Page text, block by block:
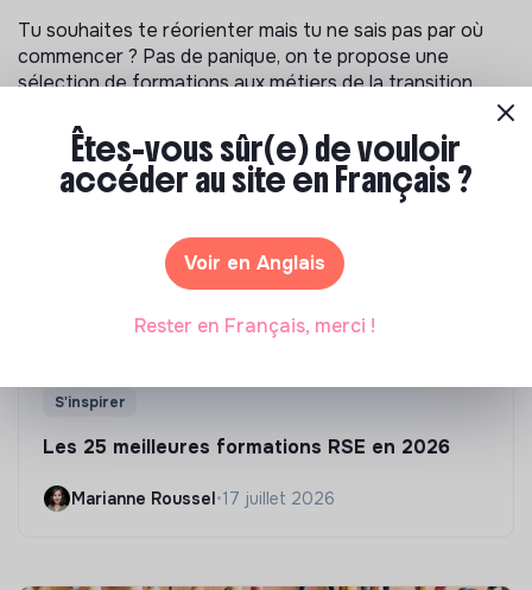
Tu souhaites te réorienter mais tu ne sais pas par où
commencer ? Pas de panique, on te propose une
sélection de formations aux métiers de la transition
S'inspirer
Les 25 meilleures formations RSE en 2026
Marianne Roussel•17 juillet 2026
Êtes-vous sûr(e) de vouloir
accéder au site en Français ?
Voir en Anglais
Rester en Français, merci !